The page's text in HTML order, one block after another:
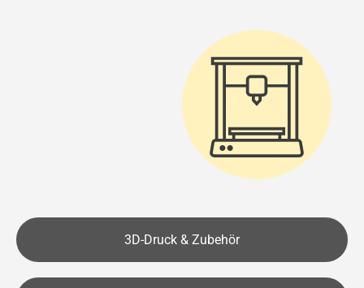
3D-Druck & Zubehör